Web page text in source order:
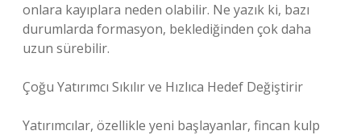
onlara kayıplara neden olabilir. Ne yazık ki, bazı
durumlarda formasyon, beklediğinden çok daha
uzun sürebilir.
Çoğu Yatırımcı Sıkılır ve Hızlıca Hedef Değiştirir
Yatırımcılar, özellikle yeni başlayanlar, fincan kulp